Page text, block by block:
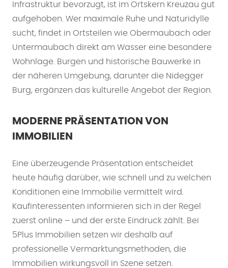
Infrastruktur bevorzugt, ist im Ortskern Kreuzau gut
aufgehoben. Wer maximale Ruhe und Naturidylle
sucht, findet in Ortsteilen wie Obermaubach oder
Untermaubach direkt am Wasser eine besondere
Wohnlage. Burgen und historische Bauwerke in
der näheren Umgebung, darunter die Nidegger
Burg, ergänzen das kulturelle Angebot der Region.
MODERNE PRÄSENTATION VON
IMMOBILIEN
Eine überzeugende Präsentation entscheidet
heute häufig darüber, wie schnell und zu welchen
Konditionen eine Immobilie vermittelt wird.
Kaufinteressenten informieren sich in der Regel
zuerst online – und der erste Eindruck zählt. Bei
5Plus Immobilien setzen wir deshalb auf
professionelle Vermarktungsmethoden, die
Immobilien wirkungsvoll in Szene setzen.